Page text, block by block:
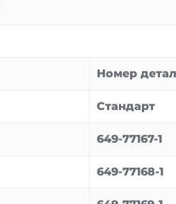
Номер
Стандарт
649-77167-1
649-77168-1